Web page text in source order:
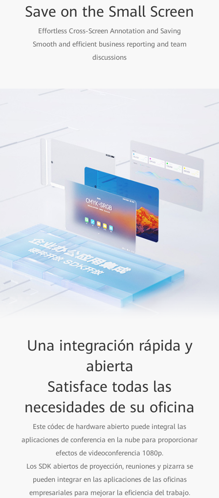
Save on the Small Screen
Effortless Cross-Screen Annotation and Saving
Smooth and efficient business reporting and team
discussions
Una integración rápida y
abierta
Satisface todas las
necesidades de su oficina
Este códec de hardware abierto puede integral las
aplicaciones de conferencia en la nube para proporcionar
efectos de videoconferencia 1080p.
Los SDK abiertos de proyección, reuniones y pizarra se
pueden integrar en las aplicaciones de las oficinas
empresariales para mejorar la eficiencia del trabajo.
Seguridad de información
a nivel empresarial,
confiabilidad E2E
Protección de enlace completo nube-canal-dispostivo-
Certificación de alto nivel CC EAL5+ para los sistemas
Tareas de O&M
inteligentes
Todo al alcance de sus
manos
La plataforma de gestión de dispositivos IdeaManager
gestiona y controla de manera remota múltiples
IdeaHubs y admite configuración, optimización y
apagado en lotes de más de 50,000 dispositivos.
IdeaCare admite diagnósticos en un clic de los fallos
típicos y la resolución de problemas.